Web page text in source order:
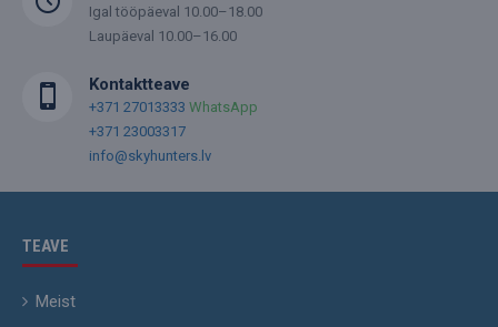
Igal tööpäeval 10.00–18.00
Laupäeval 10.00–16.00
Kontaktteave
+371 27013333 WhatsApp
+371 23003317
info@skyhunters.lv
TEAVE
Meist